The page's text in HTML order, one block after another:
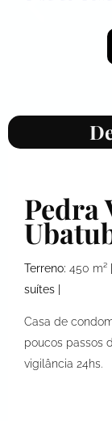
Pedra
Terreno: 450 m²
suítes |
Casa de
poucos passos
vigilância 24hs.